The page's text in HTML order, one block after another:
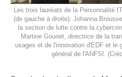
Les trois lauréats de la Personnalité
(de gauche à droite): Johanna
la section de lutte contre la
Martine Gouriet, directrice de la
usages et de l'innovation d'EDF et le
général de l'ANFSI.